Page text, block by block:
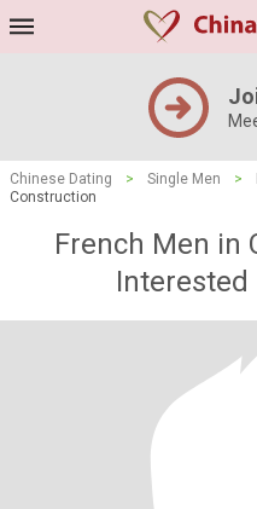
Chinese Dating > Single Men >
Construction
French Men in